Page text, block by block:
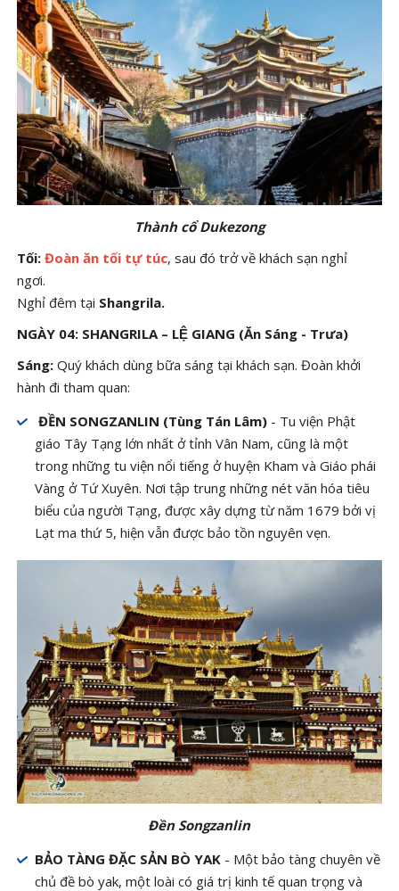
Thành cổ Dukezong
Tối: Đoàn ăn tối tự túc, sau đó trở về khách sạn nghỉ
ngơi.
Nghỉ đêm tại Shangrila.
NGÀY 04: SHANGRILA – LỆ GIANG (Ăn Sáng - Trưa)
Sáng: Quý khách dùng bữa sáng tại khách sạn. Đoàn khởi
hành đi tham quan:
ĐỀN SONGZANLIN (Tùng Tán Lâm)- Tu viện Phật
giáo Tây Tạng lớn nhất ở tỉnh Vân Nam, cũng là một
trong những tu viện nổi tiếng ở huyện Kham và Giáo phái
Vàng ở Tứ Xuyên. Nơi tập trung những nét văn hóa tiêu
biểu của người Tạng, được xây dựng từ năm 1679 bởi vị
Lạt ma thứ 5, hiện vẫn được bảo tồn nguyên vẹn.
Đền Songzanlin
BẢO TÀNG ĐẶC SẢN BÒ YAK - Một bảo tàng chuyên về
chủ đề bò yak, một loài có giá trị kinh tế quan trọng và